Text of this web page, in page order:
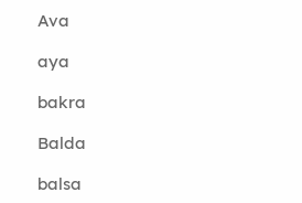
Ava
aya
bakra
Balda
balsa